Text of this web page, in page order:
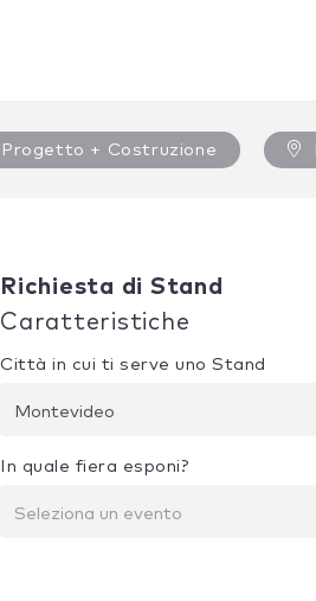
Progetto + Costruzione
Richiesta di Stand
Caratteristiche
Città in cui ti serve uno Stand
Montevideo
In quale fiera esponi?
Seleziona un evento